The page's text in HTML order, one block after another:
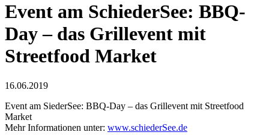
Event am SchiederSee: BBQ-
Day – das Grillevent mit
Streetfood Market
16.06.2019
Event am SiederSee: BBQ-Day – das Grillevent mit Streetfood
Market
Mehr Informationen unter: www.schiederSee.de